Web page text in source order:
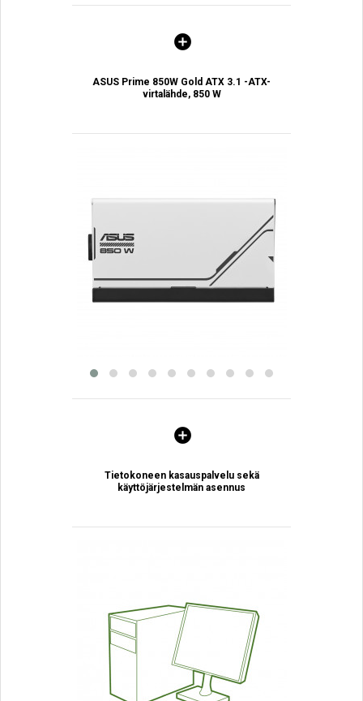
ASUS Prime 850W Gold ATX 3.1 -ATX-
virtalähde, 850 W
Tietokoneen kasauspalvelu sekä
käyttöjärjestelmän asennus